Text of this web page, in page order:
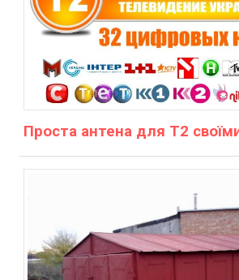
Проста антена для Т2